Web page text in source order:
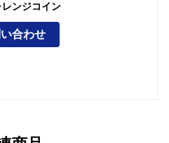
ンジコイン
合わせ